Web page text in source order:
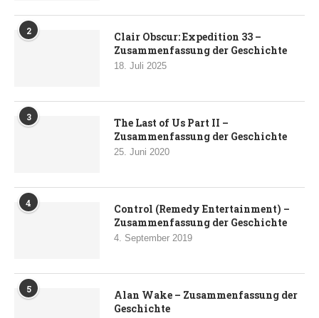
2
Clair Obscur: Expedition 33 –
Zusammenfassung der Geschichte
18. Juli 2025
3
The Last of Us Part II –
Zusammenfassung der Geschichte
25. Juni 2020
4
Control (Remedy Entertainment) –
Zusammenfassung der Geschichte
4. September 2019
5
Alan Wake – Zusammenfassung der
Geschichte